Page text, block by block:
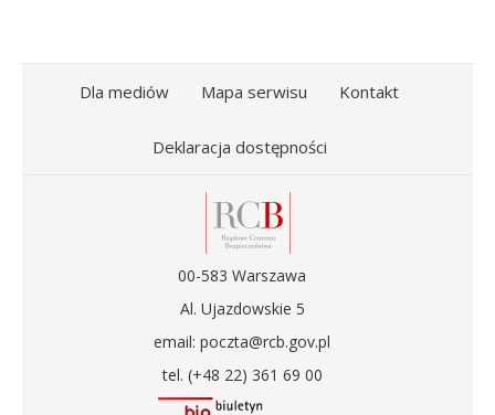
Dla mediów Mapa serwisu Kontakt
Deklaracja dostępności
00-583 Warszawa
Al. Ujazdowskie 5
email: poczta@rcb.gov.pl
tel. (+48 22) 361 69 00